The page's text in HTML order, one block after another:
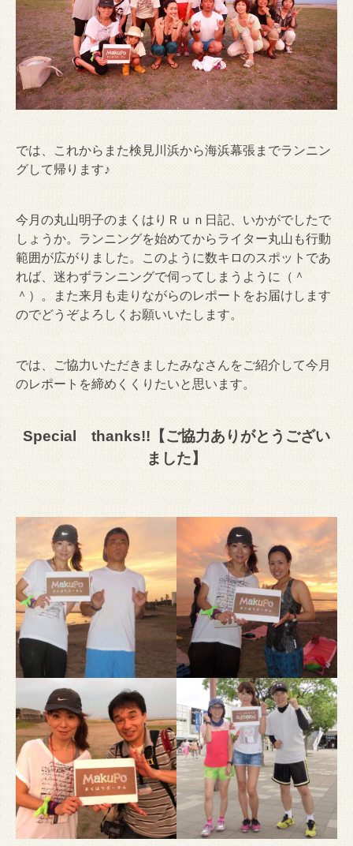
では、これからまた検見川浜から海浜幕張までランニン
グして帰ります♪
今月の丸山明子のまくはりＲｕｎ日記、いかがでしたで
しょうか。ランニングを始めてからライター丸山も行動
範囲が広がりました。このように数キロのスポットであ
れば、迷わずランニングで伺ってしまうように（＾
＾）。また来月も走りながらのレポートをお届けします
のでどうぞよろしくお願いいたします。
では、ご協力いただきましたみなさんをご紹介して今月
のレポートを締めくくりたいと思います。
Special thanks!! 【ご協力ありがとうござい
ました】